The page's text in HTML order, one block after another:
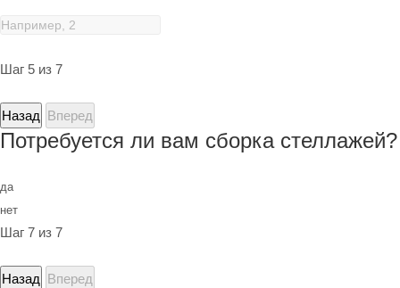
Шаг 5 из 7
Назад Вперед
Потребуется ли вам сборка стеллажей?
да
нет
Шаг 7 из 7
Назад Вперед